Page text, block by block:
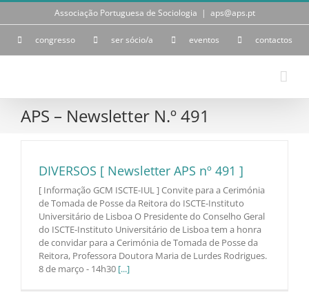
Skip
Associação Portuguesa de Sociologia | aps@aps.pt
congresso ser sócio/a eventos contactos
APS – Newsletter N.º 491
DIVERSOS [ Newsletter APS nº 491 ]
[ Informação GCM ISCTE-IUL ] Convite para a Cerimónia
de Tomada de Posse da Reitora do ISCTE-Instituto
Universitário de Lisboa O Presidente do Conselho Geral
do ISCTE-Instituto Universitário de Lisboa tem a honra
de convidar para a Cerimónia de Tomada de Posse da
Reitora, Professora Doutora Maria de Lurdes Rodrigues.
8 de março - 14h30 [...]